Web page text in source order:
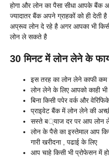
होगा और लोन का पैसा सीधा आपके बैंक
ज्यादातर बैंक अपने ग्राहकों को ही
अप्रूव लोन दे रहे है अगर आपका भी
लोन ले सकते है
30 मिनट में लोन लेने के
इस तरह का लोन लेने काफी
लोन लेने के लिए आपको काही
बिना किसी पपेर वर्क और
प्राइवेट बैंक में लोन लेने की
सस्ते ब्याज दर पर आप लोन
लोन के पैसे का इस्तेमाल आप
गारी खरीदना , पढाई के लिए
आप चाहे किसी भी प्रोफेसन में